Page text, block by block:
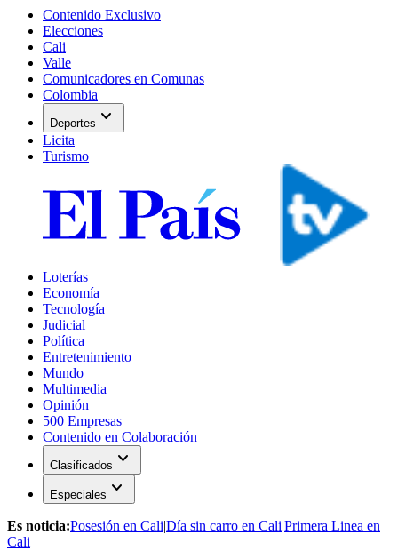
Contenido Exclusivo
Elecciones
Cali
Valle
Comunicadores en Comunas
Colombia
Deportes expand_more
Licita
Turismo
Loterías
Economía
Tecnología
Judicial
Política
Entretenimiento
Mundo
Multimedia
Opinión
500 Empresas
Contenido en Colaboración
Clasificados expand_more
Especiales expand_more
Es noticia:Posesión en Cali|Día sin carro en Cali|Primera Linea en
Cali